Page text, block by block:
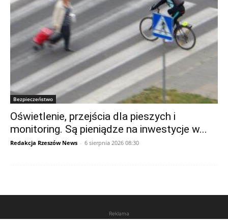
Bezpieczeństwo
Oświetlenie, przejścia dla pieszych i
monitoring. Są pieniądze na inwestycje w...
Redakcja Rzeszów News - 6 sierpnia 2026 08:30
Reklama